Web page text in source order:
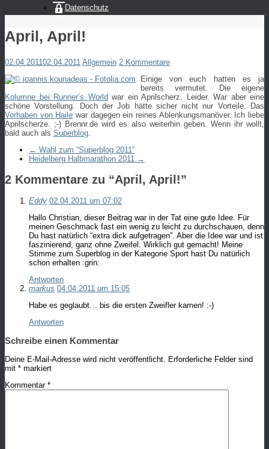
Datenschutz
April, April!
02.04.201102.04.2011 Allgemein 2 Kommentare
Einige von euch hatten es ja
bereits vermutet. Die eigene
Kolumne bei Runner’s Worldwar ein Aprilscherz. Leider. War aber eine
schöne Vorstellung. Doch der Job hätte sicher nicht nur Vorteile. Das
Vorhaben von Haile war dagegen ein reines Ablenkungsmanöver. Ich liebe
Aprilscherze. ;-) Brennr.de wird es also weiterhin geben. Wenn ihr wollt,
bald auch als Superblog
← Wahl zum “Superblog 2011”
Heidelberg Halbmarathon 2011 →
2 Kommentare zu “April, April!”
Eddy 02.04.2011 um 07:02
Hallo Christian, dieser Beitrag war in der Tat eine gute Idee. Für
meinen Geschmack fast ein wenig zu leicht zu durchschauen, denn
Du hast natürlich “extra dick aufgetragen”. Aber die Idee war und ist
faszinierend, ganz ohne Zweifel. Wirklich gut gemacht! Meine
Stimme zum Superblog in der Kategorie Sport hast Du natürlich
schon erhalten :grin:
Antworten
markus 04.04.2011 um 15:05
Habe es geglaubt… bis die ersten Zweifler kamen! :-)
Antworten
Schreibe einen Kommentar
Deine E-Mail-Adresse wird nicht veröffentlicht. Erforderliche Felder sind
mit * markiert
Kommentar *